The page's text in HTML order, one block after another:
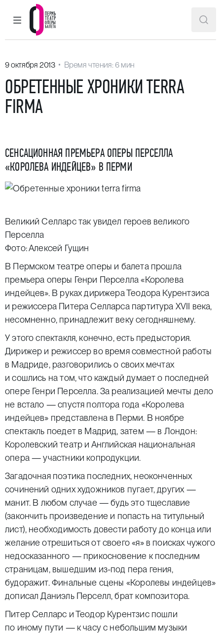
ГЛАВНОЕ МЕНЮ
Пермский театр оперы и балета
9 октября 2013 Время чтения: 6 мин
ОБРЕТЕННЫЕ ХРОНИКИ TERRA
FIRMA
СЕНСАЦИОННАЯ ПРЕМЬЕРА ОПЕРЫ ПЕРСЕЛЛА
«КОРОЛЕВА ИНДЕЙЦЕВ» В ПЕРМИ
Великий Селларс так увидел героев великого
Перселла
Фото: Алексей Гущин
В Пермском театре оперы и балета прошла
премьера оперы Генри Перселла «Королева
индейцев». В руках дирижера Теодора Курентзиса
и режиссера Питера Селларса партитура XVII века,
несомненно, принадлежит веку сегодняшнему.
У этого спектакля, конечно, есть предыстория.
Дирижер и режиссер во время совместной работы
в Мадриде, разговорились о своих мечтах
и сошлись на том, что каждый думает о последней
опере Генри Перселла. За реализацией мечты дело
не встало — спустя полтора года «Королева
индейцев» представлена в Перми. В ноябре
спектакль поедет в Мадрид, затем — в Лондон:
Королевский театр и Английская национальная
опера — участники копродукции.
Загадочная поэтика последних, неоконченных
сочинений одних художников пугает, других —
манит. В любом случае — будь это тщеславие
(закончить произведение и попасть на титульный
лист), необходимость довести работу до конца или
желание отрешиться от своего «я» в поисках чужого
недосказанного — прикосновение к последним
страницам, вышедшим из-под пера гения,
будоражит. Финальные сцены «Королевы индейцев»
дописал Даниэль Перселл, брат композитора.
Питер Селларс и Теодор Курентзис пошли
по иному пути — к часу с небольшим музыки